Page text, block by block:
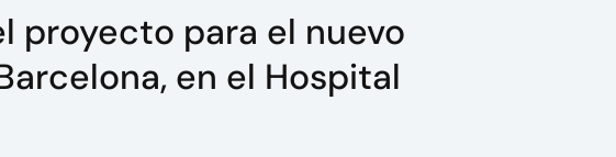
proyecto para el nuevo
en el Hospital